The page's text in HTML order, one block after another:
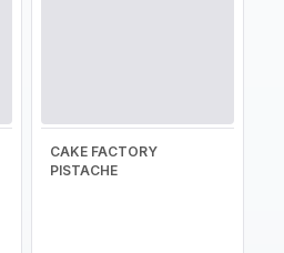
CAKE FACTORY
PISTACHE